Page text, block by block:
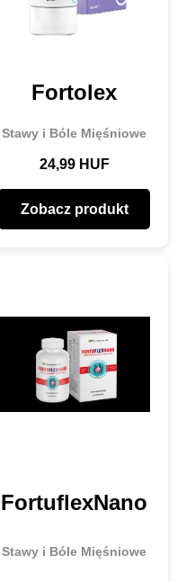
Fortolex
Stawy i Bóle Mięśniowe
24,99 HUF
Zobacz produkt
FortuflexNano
Stawy i Bóle Mięśniowe